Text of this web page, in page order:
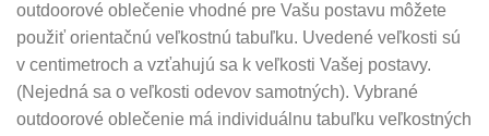
outdoorové oblečenie vhodné pre Vašu postavu môžete
použiť orientačnú veľkostnú tabuľku. Uvedené veľkosti sú
v centimetroch a vzťahujú sa k veľkosti Vašej postavy.
(Nejedná sa o veľkosti odevov samotných). Vybrané
outdoorové oblečenie má individuálnu tabuľku veľkostných